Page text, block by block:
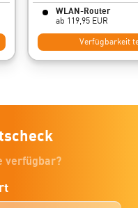
WLAN-Router
ab 119,95 EUR
Verfügbarkeit
verfügbar?